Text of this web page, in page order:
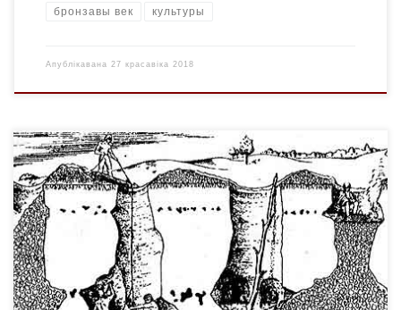
бронзавы век культуры
Апублікавана 27 красавіка 2018
У познім неаліце, i асабліва ў бронзавым веку шырока
распаўсюдзілася земляробства. Аднак на спрэе залесеных
землях ім займацца было цяжка. Давялося высякаць лясы i
хмызняк. А гэта ў сваю чаргу запатрабавала вялікай
колькасці крамянёвых сякер. Крэменю, што сустракаецца
на паверхні, даволі шмат на Беларусі, асабліва на захадзе i
на Пасожжы. Аднак такі матэрыял […]